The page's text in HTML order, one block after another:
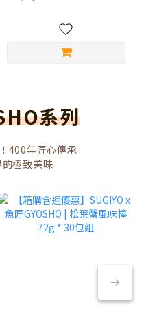
系列
400年匠心傳承
極致美味